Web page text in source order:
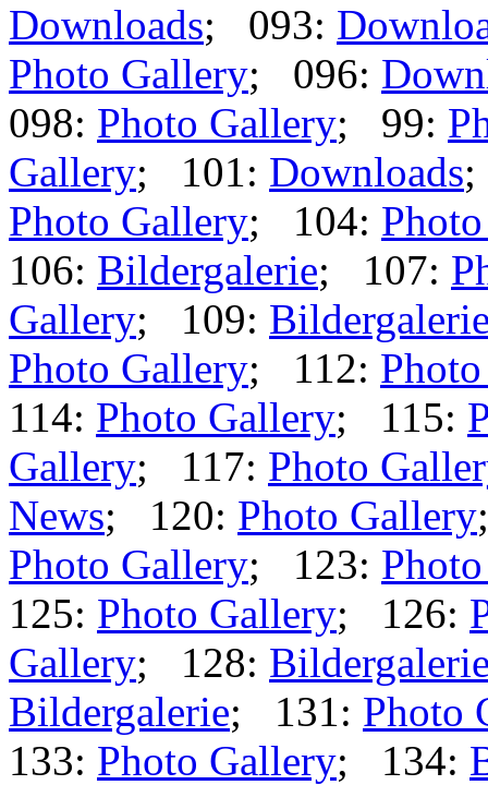
Downloads; 093:
Photo Gallery; 096:
098: Photo Gallery; 99:
Gallery; 101: Downloads
Photo Gallery; 104:
106: Bildergalerie; 107:
Gallery; 109:
Photo Gallery; 112:
114: Photo Gallery; 115:
Gallery; 117: Photo
News; 120: Photo Gallery
Photo Gallery; 123:
125: Photo Gallery; 126:
Gallery; 128:
Bildergalerie; 131: Photo
133: Photo Gallery; 134: